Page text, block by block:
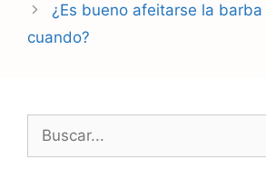
¿Es bueno afeitarse la
cuando?
Buscar: